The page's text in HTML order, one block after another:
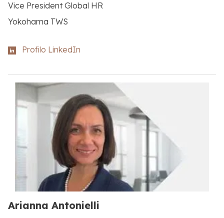
Vice President Global HR
Yokohama TWS
Profilo LinkedIn
Arianna Antonielli